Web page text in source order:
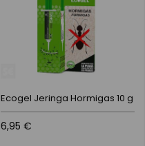
Ecogel Jeringa Hormigas 10 g
6,95 €